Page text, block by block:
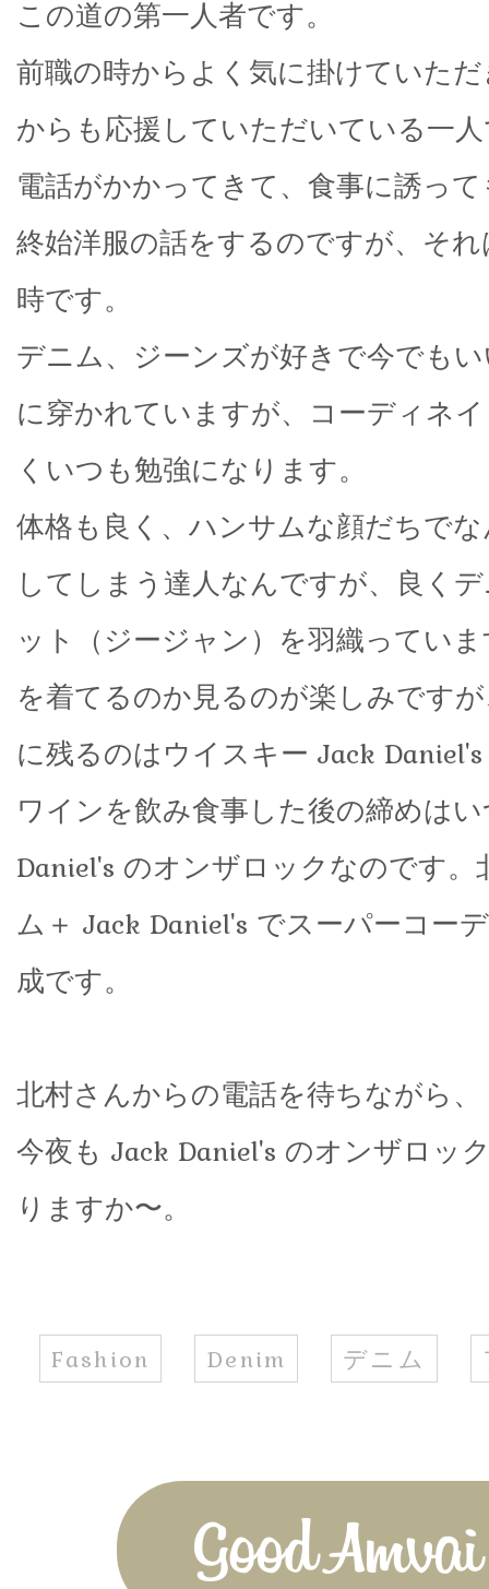
この道の第一人者です。
前職の時からよく気に掛けていた
からも応援していただいている一
電話がかかってきて、食事に誘っ
終始洋服の話をするのですが、そ
時です。
デニム、ジーンズが好きで今でも
に穿かれていますが、コーディネ
くいつも勉強になります。
体格も良く、ハンサムな顔だちで
してしまう達人なんですが、良く
ット（ジージャン）を羽織ってい
を着てるのか見るのが楽しみです
に残るのはウイスキー Jack
ワインを飲み食事した後の締めは
Daniel's のオンザロックなのです。
ム＋ Jack Daniel's でスーパーコー
成です。
北村さんからの電話を待ちながら、
今夜も Jack Daniel's のオンザロッ
りますか〜。
Fashion Denim デニム